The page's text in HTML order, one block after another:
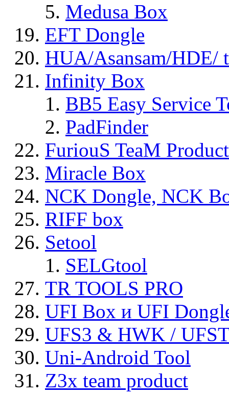
Medusa Box
EFT Dongle
HUA/Asansam/HDE/
Infinity Box
BB5 Easy Service
PadFinder
FuriouS TeaM
Miracle Box
NCK Dongle, NCK
RIFF box
Setool
SELGtool
TR TOOLS PRO
UFI Box и UFI
UFS3 & HWK /
Uni-Android Tool
Z3x team product